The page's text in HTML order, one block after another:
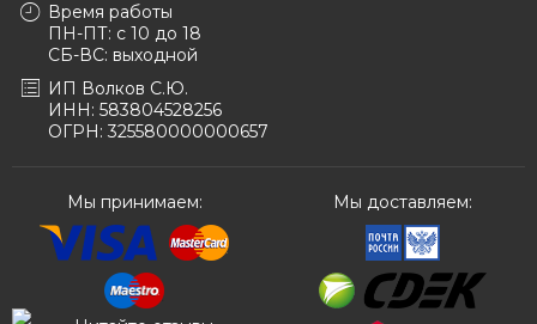
Время работы
ПН-ПТ: с 10 до 18
СБ-ВС: выходной
ИП Волков С.Ю.
ИНН: 583804528256
ОГРН: 325580000000657
Мы принимаем: Мы доставляем: